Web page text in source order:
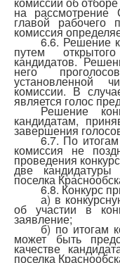
на рассмотрение
главой рабочего
комиссия
6.6. Решение
путем
кандидатов.
него
установленной
комиссии. В
является голос
Решение
кандидатам,
завершения
6.7. По итогам
комиссия не
проведения
две
поселка
6.8. Конкурс
а) в
об участии в
заявление;
б) по итогам
может быть
качестве
поселка